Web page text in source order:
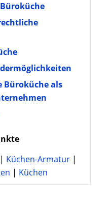
Büroküche als
Küchen-Armatur|
| Küchen